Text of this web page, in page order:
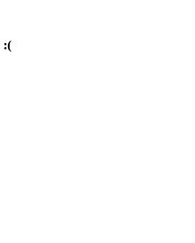
:(